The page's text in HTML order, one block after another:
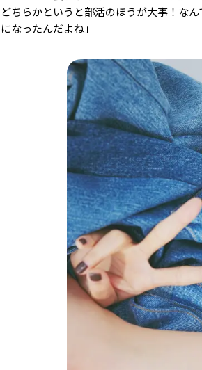
どちらかというと部活のほうが大事！な
になったんだよね」